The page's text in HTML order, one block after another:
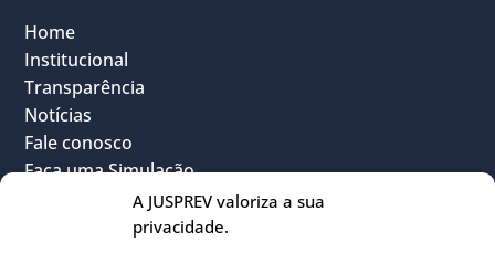
A JUSPREV valoriza a sua
privacidade.
Home
Institucional
Transparência
Notícias
Fale conosco
Faça uma Simulação